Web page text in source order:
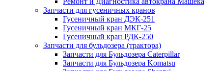
Запчасти для гусеничных кранов
Гусеничный кран ДЭК-251
Гусеничный кран МКГ-25
Гусеничный кран РДК-250
Запчасти для бульдозера (трактора)
Запчасти для Бульдозера Caterpillar
Запчасти для Бульдозера Komatsu